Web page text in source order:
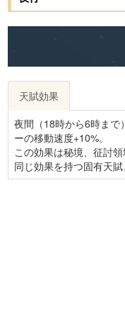
天賦効果
夜間（18時から6時まで
ーの移動速度+10%。
この効果は秘境、征討
同じ効果を持つ固有天賦